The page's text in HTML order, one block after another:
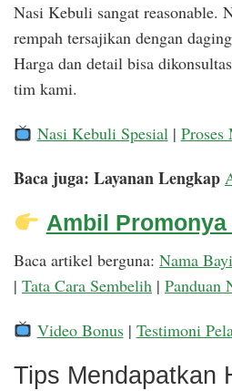
Nasi Kebuli sangat reasonable.
rempah tersajikan dengan
Harga dan detail bisa
tim kami.
Nasi Kebuli Spesial| Proses
Baca juga: Layanan Lengkap
Ambil Promonya
Baca artikel berguna: Nama
| Tata Cara Sembelih | Panduan
Video Bonus| Testimoni
Tips Mendapatkan